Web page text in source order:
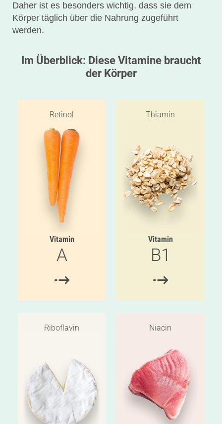
Daher ist es besonders wichtig, dass sie dem
Körper täglich über die Nahrung zugeführt
werden.
Im Überblick: Diese Vitamine braucht
der Körper
Retinol
Vitamin
A
Thiamin
Vitamin
B1
Riboflavin Niacin